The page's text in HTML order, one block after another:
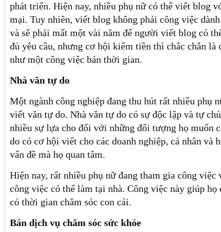
phát triển. Hiện nay, nhiều phụ nữ có thể viết blog
mại. Tuy nhiên, viết blog không phải công việc
và sẽ phải mất một vài năm để người viết blog có
đủ yêu cầu, nhưng cơ hội kiếm tiền thì chắc chắn là
như một công việc bán thời gian.
Nhà văn tự do
Một ngành công nghiệp đang thu hút rất nhiều phụ
viết văn tự do. Nhà văn tự do có sự độc lập và tự
nhiều sự lựa cho đối với những đối tượng họ muốn
do có cơ hội viết cho các doanh nghiệp, cá nhân và
vấn đề mà họ quan tâm.
Hiện nay, rất nhiều phụ nữ đang tham gia công
công việc có thể làm tại nhà. Công việc này giúp
có thời gian chăm sóc con cái.
Bán dịch vụ chăm sóc sức khỏe